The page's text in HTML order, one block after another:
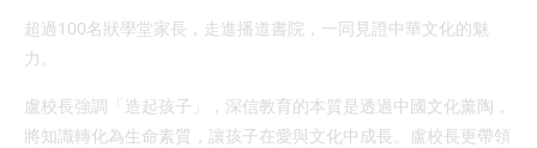
超過100名狀學堂家長，走進播道書院，一同見證中華文化的魅
力。
盧校長強調「造起孩子」，深信教育的本質是透過中國文化薰陶，
將知識轉化為生命素質，讓孩子在愛與文化中成長。盧校長更帶領